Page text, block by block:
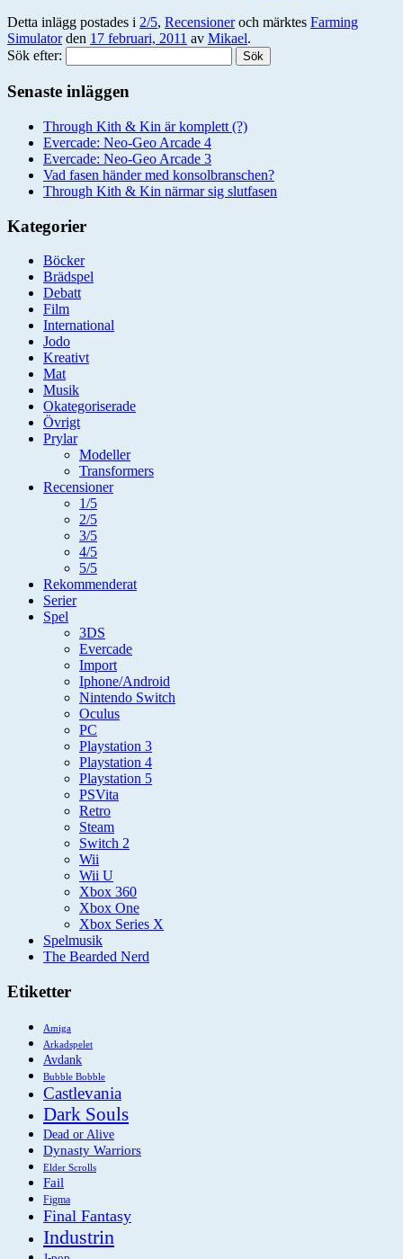
Detta inlägg postades i 2/5, Recensioneroch märktes Farming
Simulatorden 17 februari, 2011 av Mikael.
Sök efter:
Senaste inläggen
Through Kith & Kin är komplett (?)
Evercade: Neo-Geo Arcade 4
Evercade: Neo-Geo Arcade 3
Vad fasen händer med konsolbranschen?
Through Kith & Kin närmar sig slutfasen
Kategorier
Böcker
Brädspel
Debatt
Film
International
Jodo
Kreativt
Mat
Musik
Okategoriserade
Övrigt
Prylar
Modeller
Transformers
Recensioner
1/5
2/5
3/5
4/5
5/5
Rekommenderat
Serier
Spel
3DS
Evercade
Import
Iphone/Android
Nintendo Switch
Oculus
PC
Playstation 3
Playstation 4
Playstation 5
PSVita
Retro
Steam
Switch 2
Wii
Wii U
Xbox 360
Xbox One
Xbox Series X
Spelmusik
The Bearded Nerd
Etiketter
Amiga
Arkadspelet
Avdank
Bubble Bobble
Castlevania
Dark Souls
Dead or Alive
Dynasty Warriors
Elder Scrolls
Fail
Figma
Final Fantasy
Industrin